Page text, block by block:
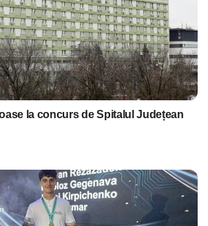
la concurs de Spitalul Județean